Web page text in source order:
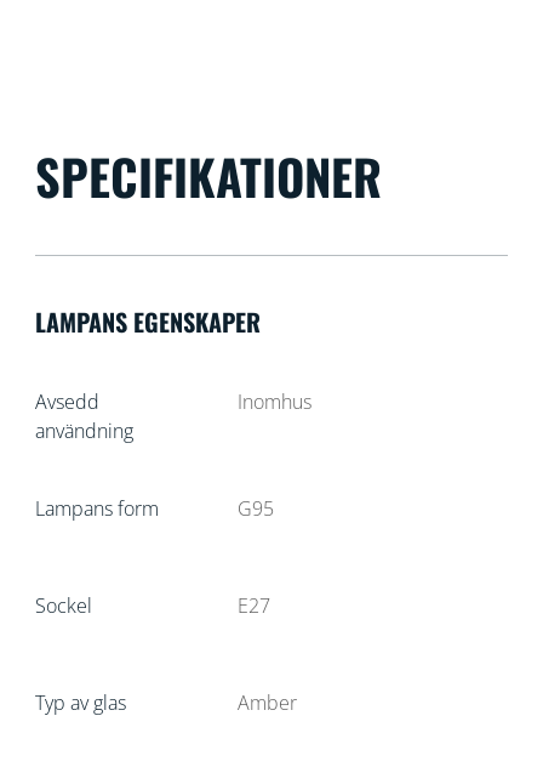
SPECIFIKATIONER
LAMPANS EGENSKAPER
Avsedd
användning
Inomhus
Lampans form G95
Sockel E27
Typ av glas Amber